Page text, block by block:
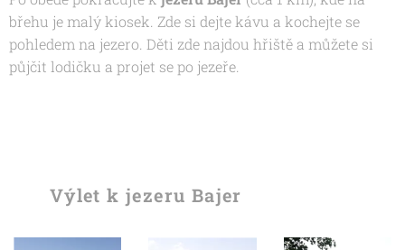
břehu je malý kiosek. Zde si dejte kávu a kochejte se
pohledem na jezero. Děti zde najdou hřiště a můžete si
půjčit lodičku a projet se po jezeře.
Výlet k jezeru Bajer